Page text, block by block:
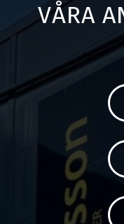
VÅRA